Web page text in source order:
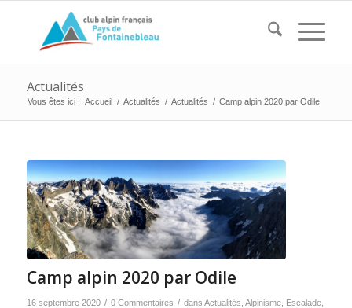
Actualités
Vous êtes ici : Accueil / Actualités / Actualités / Camp alpin 2020 par Odile
Camp alpin 2020 par Odile
16 septembre 2020 / 0 Commentaires / dans Actualités Alpinisme, Escalade,